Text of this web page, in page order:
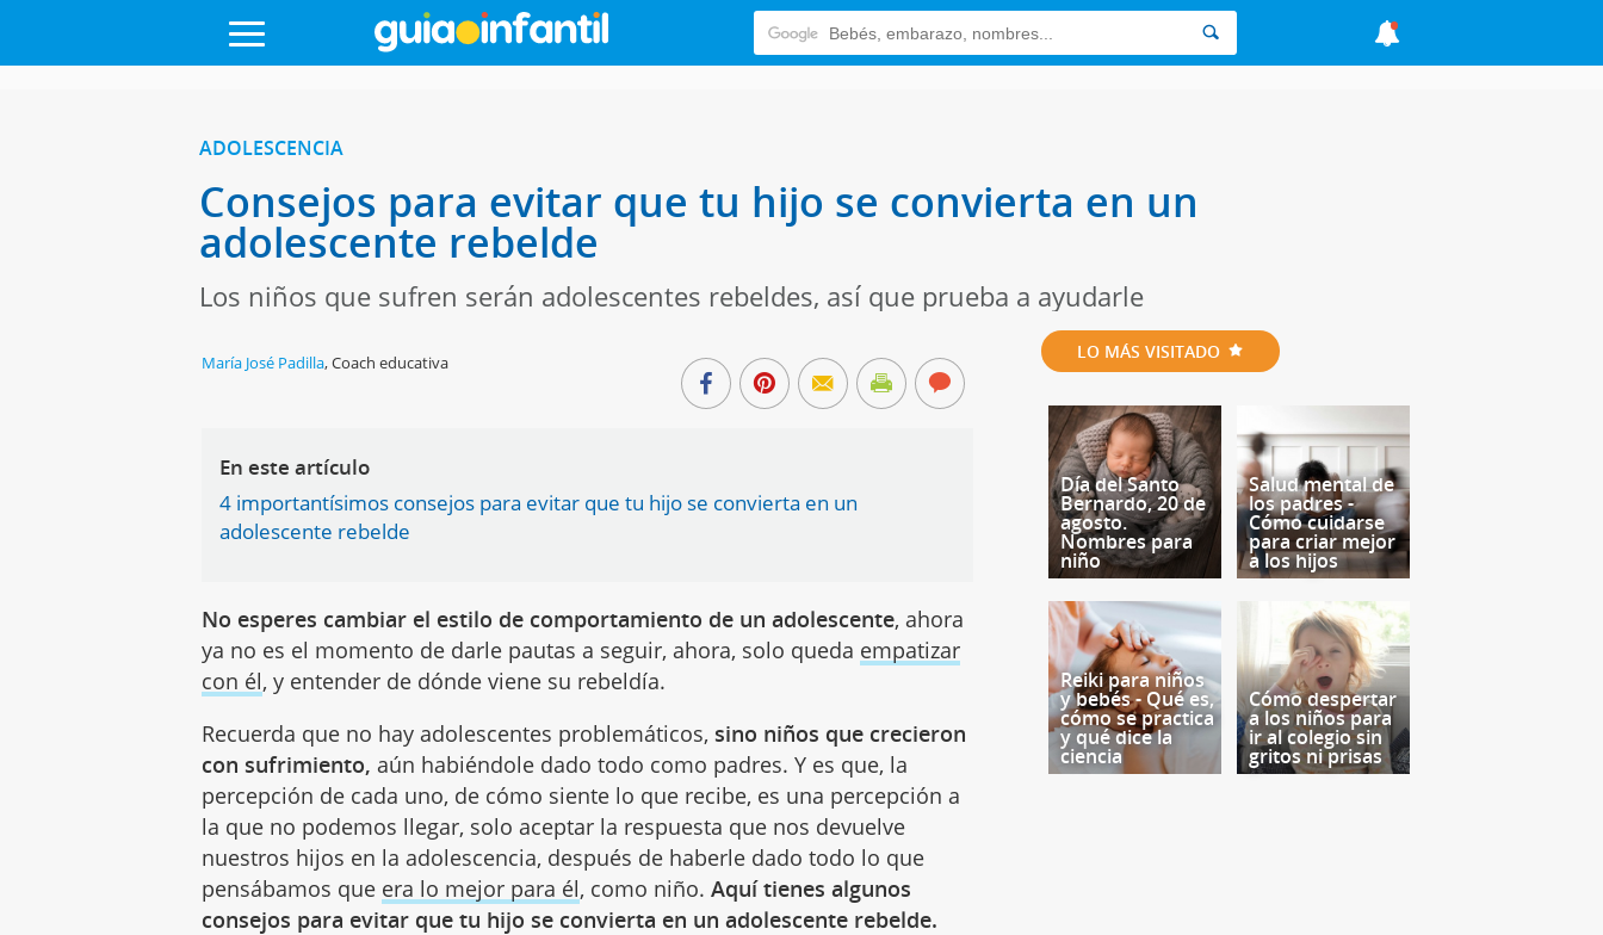
ADOLESCENCIA
Consejos para evitar que tu hijo se convierta en un
adolescente rebelde
Los niños que sufren serán adolescentes rebeldes, así que prueba a ayudarle
María José Padilla,Coach educativa
En este artículo
4 importantísimos consejos para evitar que tu hijo se convierta en un
adolescente rebelde
No esperes cambiar el estilo de comportamiento de un adolescente, ahora
ya no es el momento de darle pautas a seguir, ahora, solo queda empatizar
con él, y entender de dónde viene su rebeldía.
Recuerda que no hay adolescentes problemáticos, sino niños que crecieron
con sufrimiento, aún habiéndole dado todo como padres. Y es que, la
percepción de cada uno, de cómo siente lo que recibe, es una percepción a
la que no podemos llegar, solo aceptar la respuesta que nos devuelve
nuestros hijos en la adolescencia, después de haberle dado todo lo que
pensábamos que era lo mejor para él, como niño.Aquí tienes algunos
consejos para evitar que tu hijo se convierta en un adolescente rebelde.
LO MÁS VISITADO
Día del Santo
Bernardo, 20 de
agosto.
Nombres para
niño
Salud mental de
los padres -
Cómo cuidarse
para criar mejor
a los hijos
Reiki para niños
y bebés - Qué es,
cómo se practica
y qué dice la
ciencia
Cómo despertar
a los niños para
ir al colegio sin
gritos ni prisas